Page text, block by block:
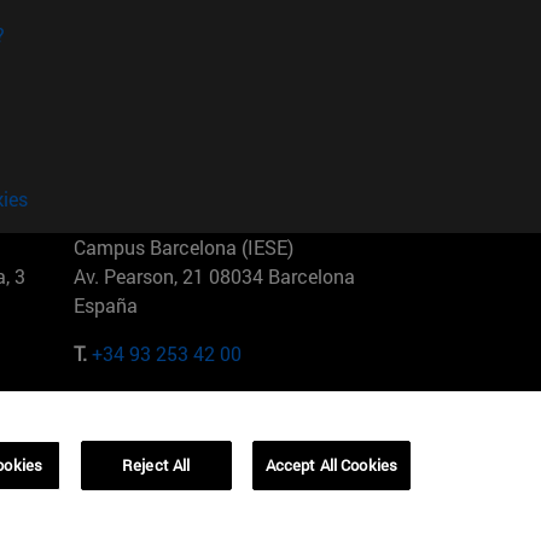
3
Campus Barcelona (IESE)
Av. Pearson, 21 08034 Barcelona
España
T.+34 93 253 42 00
01321001 Bela Vista Brasil
Reject All Accept All Cookies